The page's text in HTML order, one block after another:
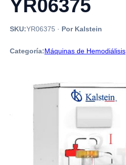
YR06375
SKU:YR06375 · Por Kalstein
Categoría:Máquinas de Hemodiálisis